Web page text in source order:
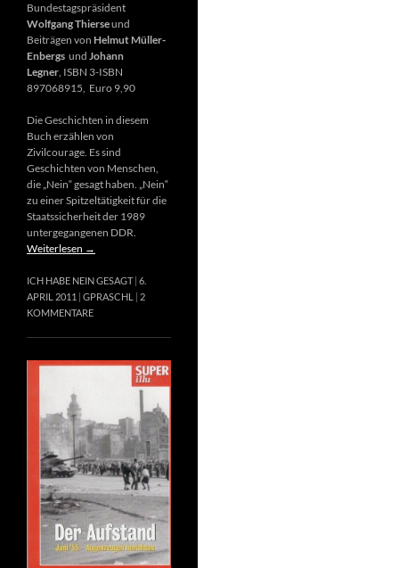
Bundestagspräsident
Wolfgang Thierseund
Beiträgen von Helmut Müller-
Enbergs und Johann
Legner, ISBN 3-ISBN
897068915, Euro 9,90
Die Geschichten in diesem
Buch erzählen von
Zivilcourage. Es sind
Geschichten von Menschen,
die „Nein“ gesagt haben. „Nein“
zu einer Spitzeltätigkeit für die
Staatssicherheit der 1989
untergegangenen DDR.
Weiterlesen →
ICH HABE NEIN GESAGT 6.
APRIL 2011
GPRASCHL
2
KOMMENTARE